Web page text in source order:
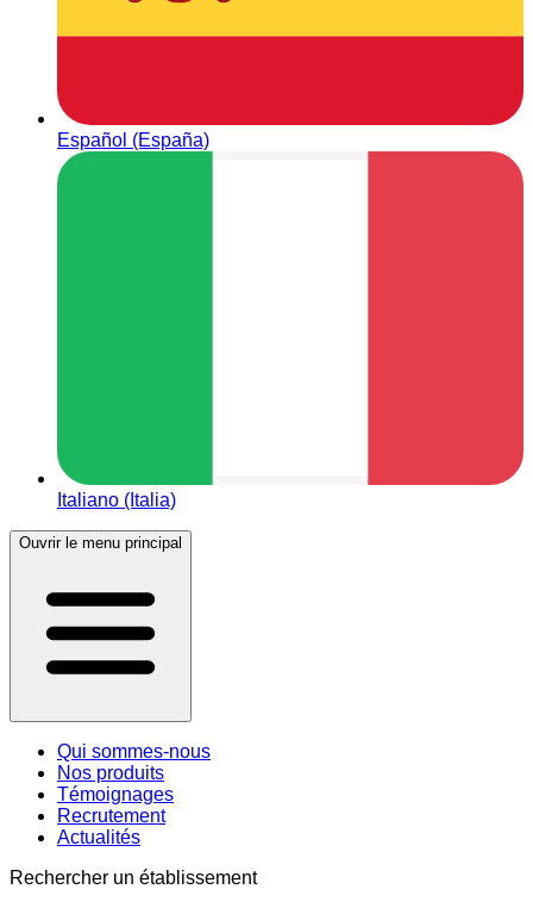
Español (España)
Italiano (Italia)
Ouvrir le menu principal
Qui sommes-nous
Nos produits
Témoignages
Recrutement
Actualités
Rechercher un établissement